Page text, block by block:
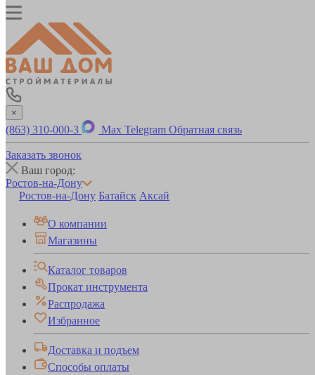
×
(863) 310-000-3 Max Telegram Обратная связь
Заказать звонок
Ваш город:
Ростов-на-Дону
Ростов-на-Дону Батайск Аксай
О компании
Магазины
Каталог товаров
Прокат инструмента
Распродажа
Избранное
Доставка и подъем
Способы оплаты